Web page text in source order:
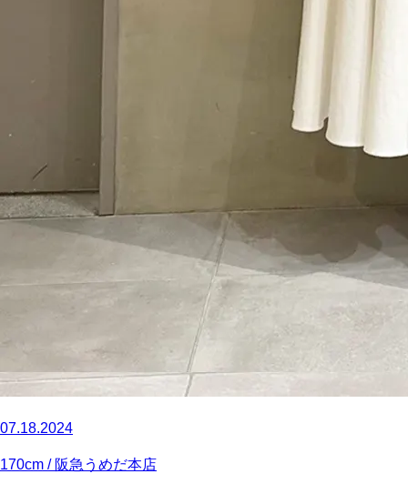
07.18.2024
170cm / 阪急うめだ本店